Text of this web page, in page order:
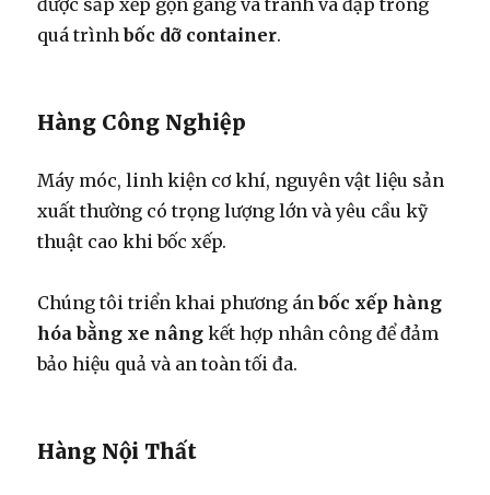
được sắp xếp gọn gàng và tránh va đập trong
quá trìnhbốc dỡ container.
Hàng Công Nghiệp
Máy móc, linh kiện cơ khí, nguyên vật liệu sản
xuất thường có trọng lượng lớn và yêu cầu kỹ
thuật cao khi bốc xếp.
Chúng tôi triển khai phương ánbốc xếp hàng
hóa bằng xe nâng kết hợp nhân công để đảm
bảo hiệu quả và an toàn tối đa.
Hàng Nội Thất